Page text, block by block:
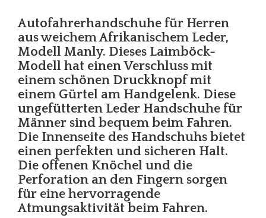
Autofahrerhandschuhe für Herren
aus weichem Afrikanischem Leder,
Modell Manly. Dieses Laimböck-
Modell hat einen Verschluss mit
einem schönen Druckknopf mit
einem Gürtel am Handgelenk. Diese
ungefütterten Leder Handschuhe für
Männer sind bequem beim Fahren.
Die Innenseite des Handschuhs bietet
einen perfekten und sicheren Halt.
Die offenen Knöchel und die
Perforation an den Fingern sorgen
für eine hervorragende
Atmungsaktivität beim Fahren.